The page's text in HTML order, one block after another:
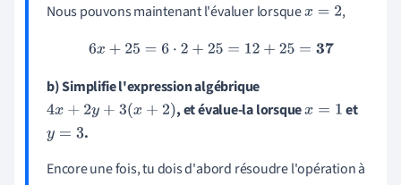
Nous pouvons maintenant l'évaluer lorsquex= 2
,
6x+ 25= 6⋅ 2+ 25= 12 +25 =37
b) Simplifie l'expression algébrique
4x+ 2y +3( x+2) , et évalue-la lorsquex= 1
et
y=3
.
Encore une fois, tu dois d'abord résoudre l'opération à